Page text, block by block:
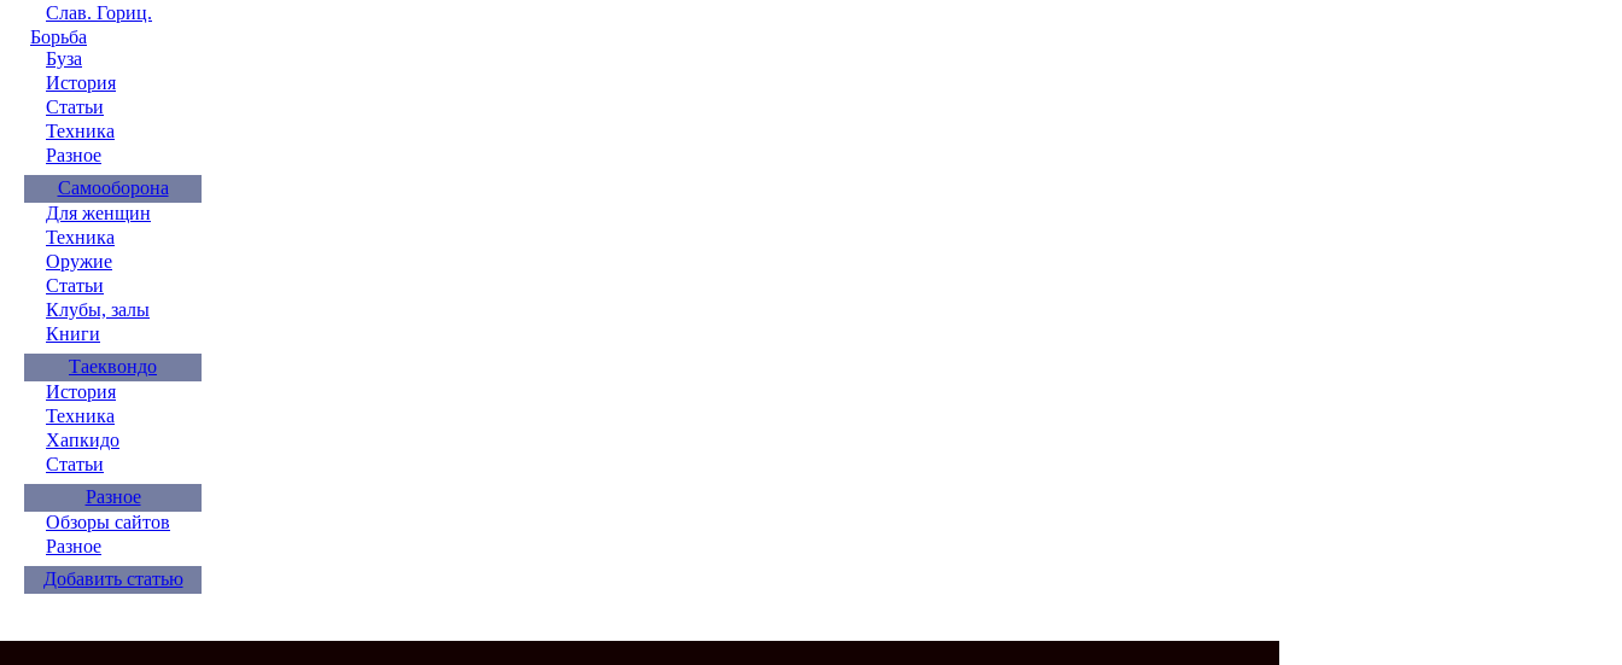
Слав. Гориц.
Борьба
Буза
История
Статьи
Техника
Разное
Самооборона
Для женщин
Техника
Оружие
Статьи
Клубы, залы
Книги
Таеквондо
История
Техника
Хапкидо
Статьи
Разное
Обзоры сайтов
Разное
Добавить статью